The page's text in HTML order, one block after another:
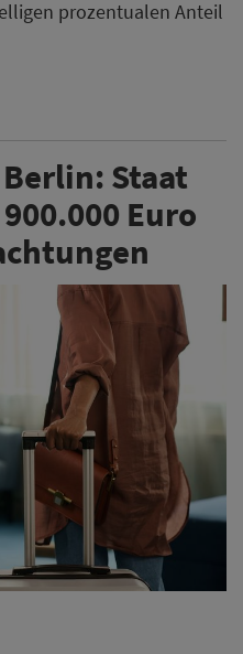
prozentualen Anteil
Staat
Euro